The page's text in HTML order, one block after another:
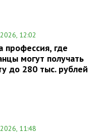
2026, 12:02
профессия, где
могут получать
до 280 тыс. рублей
2026, 11:48